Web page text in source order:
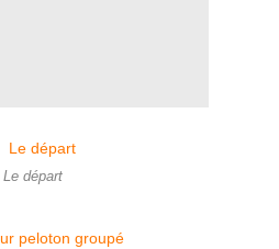
Le départ